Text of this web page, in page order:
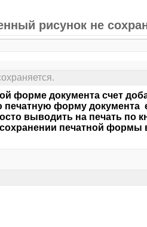
рисунок не
форме документа счет
печатную форму документа
выводить на печать по
печатной формы